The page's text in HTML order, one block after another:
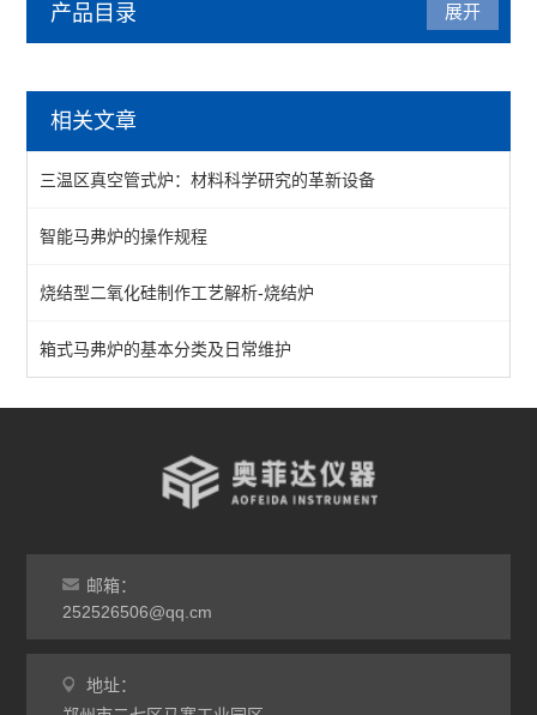
产品目录
管式气氛炉
1200℃管式炉
1400℃管式炉
1700℃管式炉
立式多温区管式炉
查看全部 >>
展开
相关文章
三温区真空管式炉：材料科学研究的革新设备
智能马弗炉的操作规程
烧结型二氧化硅制作工艺解析-烧结炉
箱式马弗炉的基本分类及日常维护
邮箱：
252526506@qq.cm
地址：